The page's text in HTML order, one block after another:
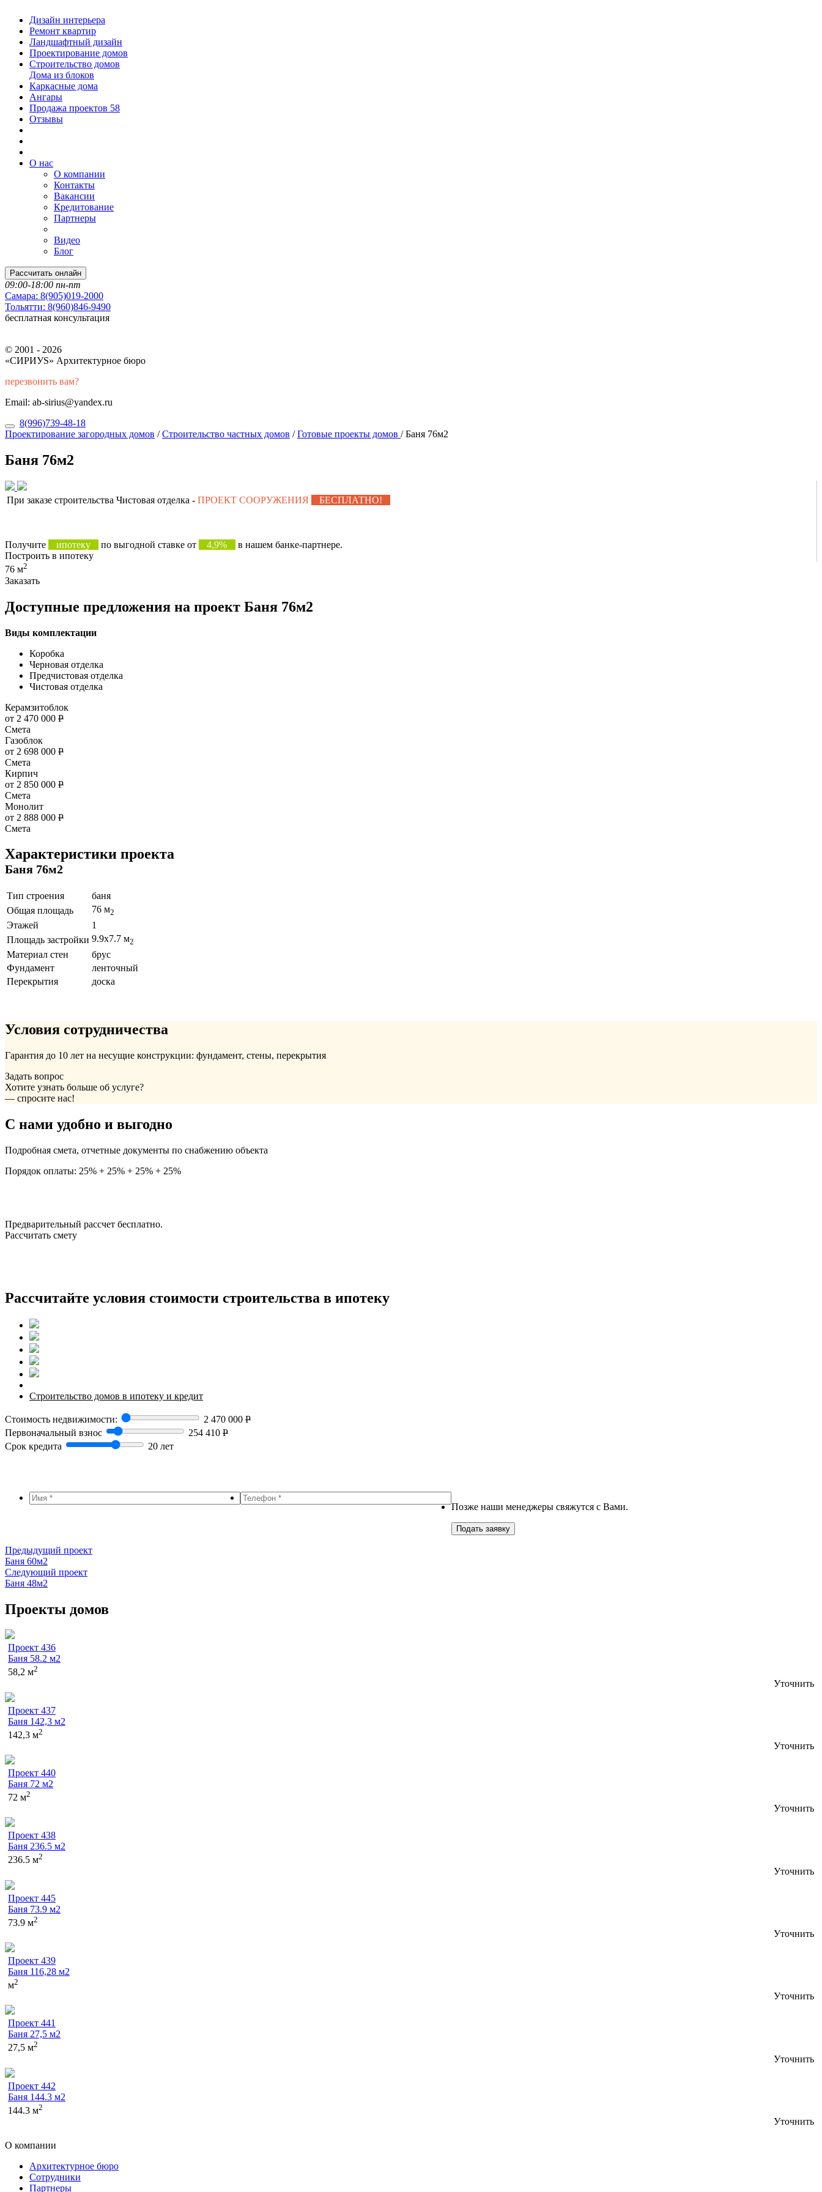
Дизайн интерьера
Ремонт квартир
Ландшафтный дизайн
Проектирование домов
Строительство домов
Дома из блоков
Каркасные дома
Ангары
Продажа проектов 58
Отзывы
О нас
О компании
Контакты
Вакансии
Кредитование
Партнеры
Видео
Блог
Рассчитать онлайн
09:00-18:00 пн-пт
Самара: 8(905)019-2000
Тольятти: 8(960)846-9490
бесплатная консультация
© 2001 - 2026
«СИРИУS» Архитектурное бюро
перезвонить вам?
Email: ab-sirius@yandex.ru
8(996)739-48-18
Проектирование загородных домов /Строительство частных домов /Готовые проекты домов /Баня 76м2
Баня 76м2
При заказе строительства Чистовая отделка - ПРОЕКТ СООРУЖЕНИЯ БЕСПЛАТНО!
Получите ипотеку по выгодной ставке от 4,9%
в нашем банке-партнере.
Построить в ипотеку
76 м2
Заказать
Доступные предложения на проект Баня 76м2
Виды комплектации
Коробка
Черновая отделка
Предчистовая отделка
Чистовая отделка
Керамзитоблок
от 2 470 000 Р
Смета
Газоблок
от 2 698 000 Р
Смета
Кирпич
от 2 850 000 Р
Смета
Монолит
от 2 888 000 Р
Смета
Характеристики проекта
Баня 76м2
Тип строения
баня
Общая площадь
76 м2
Этажей
1
Площадь застройки 9.9x7.7 м2
Материал стен
брус
Фундамент
ленточный
Перекрытия
доска
Условия сотрудничества
Гарантия до 10 лет на несущие конструкции: фундамент, стены, перекрытия
Задать вопрос
Хотите узнать больше об услуге?
— спросите нас!
С нами удобно и выгодно
Подробная смета, отчетные документы по снабжению объекта
Порядок оплаты: 25% + 25% + 25% + 25%
Предварительный рассчет бесплатно.
Рассчитать смету
Рассчитайте условия стоимости строительства в ипотеку
Строительство домов в ипотеку и кредит
Стоимость недвижимости: 2 470 000 Р
Первоначальный взнос
254 410 Р
Срок кредита
20 лет
Позже наши менеджеры свяжутся с Вами.
Подать заявку
Предыдущий проект
Баня 60м2
Следующий проект
Баня 48м2
Проекты домов
Проект 436
Баня 58.2 м2
58,2 м2
Уточнить
Проект 437
Баня 142,3 м2
142,3 м2
Уточнить
Проект 440
Баня 72 м2
72 м2
Уточнить
Проект 438
Баня 236.5 м2
236.5 м2
Уточнить
Проект 445
Баня 73.9 м2
73.9 м2
Уточнить
Проект 439
Баня 116,28 м2
м2
Уточнить
Проект 441
Баня 27,5 м2
27,5 м2
Уточнить
Проект 442
Баня 144.3 м2
144.3 м2
Уточнить
О компании
Архитектурное бюро
Сотрудники
Партнеры